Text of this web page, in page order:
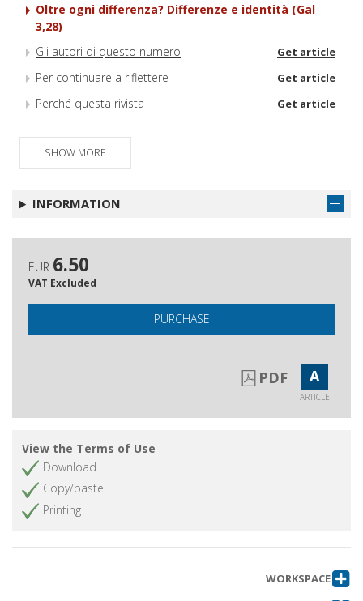
Oltre ogni differenza? Differenze e identità (Gal
3,28)
Gli autori di questo numero
Get article
Per continuare a riflettere Get article
Perché questa rivista Get article
SHOW MORE
INFORMATION
EUR 6.50
VAT Excluded
PURCHASE
PDF A
ARTICLE
View the Terms of Use
Download
Copy/paste
Printing
WORKSPACE